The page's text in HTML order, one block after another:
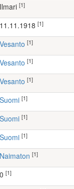
Ilmari [1]
11.11.1918 [1]
Vesanto [1]
Vesanto [1]
Vesanto [1]
Suomi [1]
Suomi [1]
Suomi [1]
Naimaton [1]
[1]